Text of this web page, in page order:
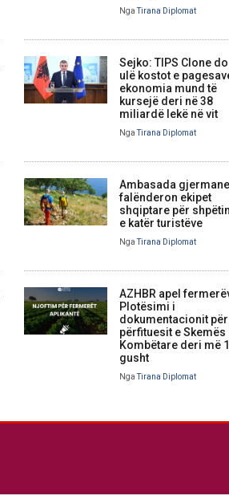
NgaTirana Diplomat
Sejko: TIPS Clone
ulë kostot e
ekonomia mund të
kursejë deri në 38
miliardë lekë në vit
NgaTirana Diplomat
Ambasada gjermane
falënderon ekipet
shqiptare për
e katër turistëve
NgaTirana Diplomat
AZHBR apel
Plotësimi i
dokumentacionit për
përfituesit e Skemës
Kombëtare deri më
gusht
NgaTirana Diplomat